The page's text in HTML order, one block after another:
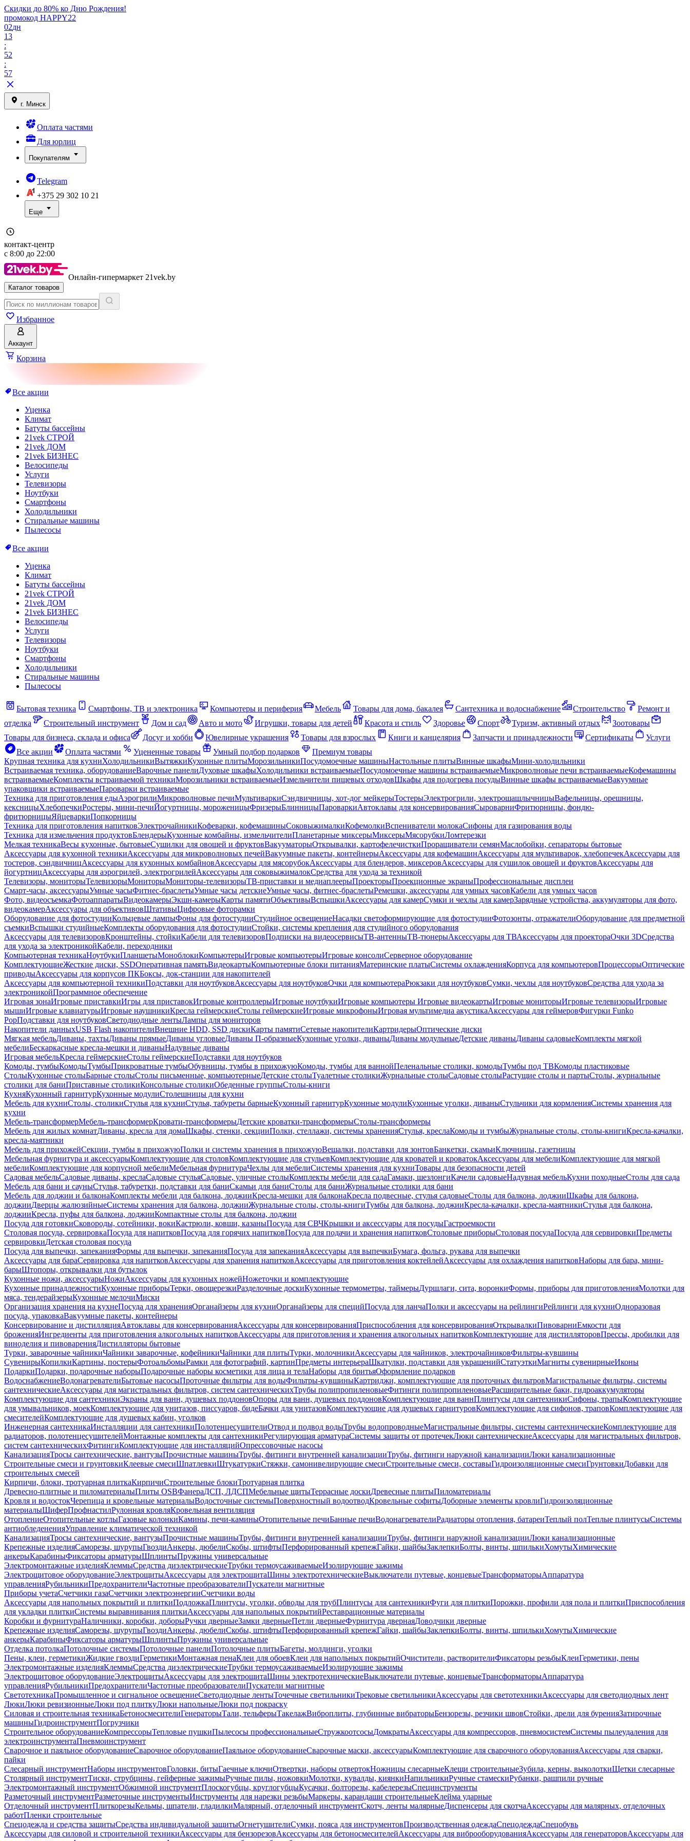
Скидки до 80% ко Дню Рождения!
промокод HAPPY22
02дн
13
:
52
:
57
г. Минск
Оплата частями
Для юрлиц
Покупателям
Telegram
+375 29 302 10 21
Еще
контакт-центр
с 8:00 до 22:00
Онлайн-гипермаркет 21vek.by
Каталог товаров
Избранное
Аккаунт
Корзина
Все акции
Уценка
Климат
Батуты бассейны
21vek СТРОЙ
21vek ДОМ
21vek БИЗНЕС
Велосипеды
Услуги
Телевизоры
Ноутбуки
Смартфоны
Холодильники
Стиральные машины
Пылесосы
Все акции
Уценка
Климат
Батуты бассейны
21vek СТРОЙ
21vek ДОМ
21vek БИЗНЕС
Велосипеды
Услуги
Телевизоры
Ноутбуки
Смартфоны
Холодильники
Стиральные машины
Пылесосы
Бытовая техника Смартфоны, ТВ и электроника Компьютеры и периферия Мебель Товары для дома, бакалея Сантехника и водоснабжение Строительство
Ремонт и
отделка
Строительный инструмент Дом и сад Авто и мото Игрушки, товары для детей Красота и стиль Здоровье Спорт Туризм, активный отдых
Зоотовары
Товары для бизнеса, склада и офиса
Досуг и хобби Ювелирные украшения Товары для взрослых Книги и канцелярия Запчасти и принадлежности Сертификаты
Услуги
Все акции
Оплата частями Уцененные товары Умный подбор подарков
Премиум товары
Крупная техника для кухниХолодильникиВытяжкиКухонные плитыМорозильникиПосудомоечные машиныНастольные плитыВинные шкафыМини-холодильники
Встраиваемая техника, оборудованиеВарочные панелиДуховые шкафыХолодильники встраиваемыеПосудомоечные машины встраиваемыеМикроволновые печи встраиваемыеКофемашины
встраиваемыеКомплекты встраиваемой техникиМорозильники встраиваемыеИзмельчители пищевых отходовШкафы для подогрева посудыВинные шкафы встраиваемыеВакуумные
упаковщики встраиваемыеПароварки встраиваемые
Техника для приготовления едыАэрогрилиМикроволновые печиМультиваркиСэндвичницы, хот-дог мейкерыТостерыЭлектрогрили, электрошашлычницыВафельницы, орешницы,
кексницыХлебопечкиРостеры, мини-печиЙогуртницы, мороженицыФризерыБлинницыПароваркиАвтоклавы для консервированияСыроварниФритюрницы, фондю-
фритюрницыЯйцеваркиПопкорницы
Техника для приготовления напитковЭлектрочайникиКофеварки, кофемашиныСоковыжималкиКофемолкиВспениватели молокаСифоны для газирования воды
Техника для измельчения продуктовБлендерыКухонные комбайны, измельчителиПланетарные миксерыМиксерыМясорубкиЛомтерезки
Мелкая техникаВесы кухонные, бытовыеСушилки для овощей и фруктовВакууматорыОткрывалки, картофелечисткиПроращиватели семянМаслобойки, сепараторы бытовые
Аксессуары для кухонной техникиАксессуары для микроволновых печейВакуумные пакеты, контейнерыАксессуары для кофемашинАксессуары для мультиварок, хлебопечекАксессуары для
тостеров, сэндвичницАксессуары для кухонных комбайновАксессуары для мясорубокАксессуары для блендеров, миксеровАксессуары для сушилок овощей и фруктовАксессуары для
йогуртницАксессуары для аэрогрилей, электрогрилейАксессуары для соковыжималокСредства для ухода за техникой
Телевизоры, мониторыТелевизорыМониторыМониторы-телевизорыТВ-приставки и медиаплеерыПроекторыПроекционные экраныПрофессиональные дисплеи
Смарт-часы, аксессуарыУмные часыФитнес-браслетыУмные часы детскиеУмные часы, фитнес-браслетыРемешки, аксессуары для умных часовКабели для умных часов
Фото, видеосъемкаФотоаппаратыВидеокамерыЭкшн-камерыКарты памятиОбъективыВспышкиАксессуары для камерСумки и чехлы для камерЗарядные устройства, аккумуляторы для фото,
видеокамерАксессуары для объективовШтативыЦифровые фоторамки
Оборудование для фотостудииКольцевые лампыФоны для фотостудииСтудийное освещениеНасадки светоформирующие для фотостудииФотозонты, отражателиОборудование для предметной
съемкиВспышки студийныеКомплекты оборудования для фотостудииСтойки, системы крепления для студийного оборудования
Аксессуары для телевизоровКронштейны, стойкиКабели для телевизоровПодписки на видеосервисыТВ-антенныТВ-тюнерыАксессуары для ТВАксессуары для проектораОчки 3DСредства
для ухода за электроникойКабели, переходники
Компьютерная техникаНоутбукиПланшетыМоноблокиКомпьютерыИгровые компьютерыИгровые консолиСерверное оборудование
КомплектующиеЖесткие диски, SSDОперативная памятьВидеокартыКомпьютерные блоки питанияМатеринские платыСистемы охлажденияКорпуса для компьютеровПроцессорыОптические
приводыАксессуары для корпусов ПКБоксы, док-станции для накопителей
Аксессуары для компьютерной техникиПодставки для ноутбуковАксессуары для ноутбуковОчки для компьютераРюкзаки для ноутбуковСумки, чехлы для ноутбуковСредства для ухода за
электроникойПрограммное обеспечение
Игровая зонаИгровые приставкиИгры для приставокИгровые контроллерыИгровые ноутбукиИгровые компьютеры Игровые видеокартыИгровые мониторыИгровые телевизорыИгровые
мышиИгровые клавиатурыИгровые наушникиКресла геймерскиеСтолы геймерскиеИгровые микрофоныИгровая мультимедиа акустикаАксессуары для геймеровФигурки Funko
PopПодставки для ноутбуковСветодиодные лентыЛампы для мониторов
Накопители данныхUSB Flash накопителиВнешние HDD, SSD дискиКарты памятиСетевые накопителиКартридерыОптические диски
Мягкая мебельДиваны, тахтыДиваны прямыеДиваны угловыеДиваны П-образныеКухонные уголки, диваныДиваны модульныеДетские диваныДиваны садовыеКомплекты мягкой
мебелиБескаркасные кресла-мешки и диваныНадувные диваны
Игровая мебельКресла геймерскиеСтолы геймерскиеПодставки для ноутбуков
Комоды, тумбыКомодыТумбыПрикроватные тумбыОбувницы, тумбы в прихожуюКомоды, тумбы для ваннойПеленальные столики, комодыТумбы под ТВКомоды пластиковые
СтолыКухонные столыБарные столыСтолы письменные, компьютерныеДетские столыТуалетные столикиЖурнальные столыСадовые столыРастущие столы и партыСтолы, журнальные
столики для баниПриставные столикиКонсольные столикиОбеденные группыСтолы-книги
КухняКухонный гарнитурКухонные модулиСтолешницы для кухни
Мебель для кухниСтолы, столикиСтулья для кухниСтулья, табуреты барныеКухонный гарнитурКухонные модулиКухонные уголки, диваныСтульчики для кормленияСистемы хранения для
кухни
Мебель-трансформерМебель-трансформерКровати-трансформерыДетские кроватки-трансформерыСтолы-трансформеры
Мебель для жилых комнатДиваны, кресла для домаШкафы, стенки, секцииПолки, стеллажи, системы храненияСтулья, креслаКомоды и тумбыЖурнальные столы, столы-книгиКресла-качалки,
кресла-маятники
Мебель для прихожейСекции, тумбы в прихожуюПолки и системы хранения в прихожуюВешалки, подставки для зонтовБанкетки, скамьиКлючницы, газетницы
Мебельная фурнитура и аксессуарыКомплектующие для столовКомплектующие для стульевКомплектующие для кроватей и кроватокАксессуары для мебелиКомплектующие для мягкой
мебелиКомплектующие для корпусной мебелиМебельная фурнитураЧехлы для мебелиСистемы хранения для кухниТовары для безопасности детей
Садовая мебельСадовые диваны, креслаСадовые стульяСадовые, уличные столыКомплекты мебели для садаГамаки, шезлонгиКачели садовыеНадувная мебельКухни походныеСтолы для сада
Мебель для бани и сауныСтулья, табуретки, подставки для баниСкамьи для баниСтолы для баниЖурнальные столики для бани
Мебель для лоджии и балконаКомплекты мебели для балкона, лоджииКресла-мешки для балконаКресла подвесные, стулья садовыеСтолы для балкона, лоджииШкафы для балкона,
лоджииДверцы жалюзийныеСистемы хранения для балкона, лоджииЖурнальные столы, столы-книгиТумбы для балкона, лоджииКресла-качалки, кресла-маятникиСтулья для балкона,
лоджииКресла, пуфы для балкона, лоджииКомпактные столы для балкона, лоджии
Посуда для готовкиСковороды, сотейники, вокиКастрюли, ковши, казаныПосуда для СВЧКрышки и аксессуары для посудыГастроемкости
Столовая посуда, сервировкаПосуда для напитковПосуда для горячих напитковПосуда для подачи и хранения напитковСтоловые приборыСтоловая посудаПосуда для сервировкиПредметы
сервировкиДетская столовая посуда
Посуда для выпечки, запеканияФормы для выпечки, запеканияПосуда для запеканияАксессуары для выпечкиБумага, фольга, рукава для выпечки
Аксессуары для бараСервировка для напитковАксессуары для хранения напитковАксессуары для приготовления коктейлейАксессуары для охлаждения напитковНаборы для бара, мини-
барыШтопоры, открывалки для бутылок
Кухонные ножи, аксессуарыНожиАксессуары для кухонных ножейНожеточки и комплектующие
Кухонные принадлежностиКухонные приборыТерки, овощерезкиРазделочные доскиКухонные термометры, таймерыДуршлаги, сита, воронкиФормы, приборы для приготовленияМолотки для
мяса, тендерайзерыКухонные мелочиМиски
Организация хранения на кухнеПосуда для храненияОрганайзеры для кухниОрганайзеры для специйПосуда для ланчаПолки и аксессуары на рейлингиРейлинги для кухниОдноразовая
посуда, упаковкаВакуумные пакеты, контейнеры
Консервирование и дистилляцияАвтоклавы для консервированияАксессуары для консервированияПриспособления для консервированияОткрывалкиПивоварниЕмкости для
броженияИнгредиенты для приготовления алкогольных напитковАксессуары для приготовления и хранения алкогольных напитковКомплектующие для дистилляторовПрессы, дробилки для
виноделия и пивоваренияДистилляторы бытовые
Турки, заварочные чайникиЧайники заварочные, кофейникиЧайники для плитыТурки, молочникиАксессуары для чайников, электрочайниковФильтры-кувшины
СувенирыКопилкиКартины, постерыФотоальбомыРамки для фотографий, картинПредметы интерьераШкатулки, подставки для украшенийСтатуэткиМагниты сувенирныеИконы
ПодаркиПодарки, подарочные наборыПодарочные наборы косметики для лица и телаНаборы для бритьяОформление подарков
ВодоснабжениеВодонагревателиБытовые насосыПроточные фильтры для водыФильтры-кувшиныКартриджи, комплектующие для проточных фильтровМагистральные фильтры, системы
сантехническиеАксессуары для магистральных фильтров, систем сантехническихТрубы полипропиленовыеФитинги полипропиленовыеРасширительные баки, гидроаккумуляторы
Комплектующие для сантехникиЭкраны для ванн, душевых поддоновОпоры для ванн, душевых поддоновКомплектующие для ваннПлинтусы для сантехникиСифоны, трапыКомплектующие
для умывальников, моекКомплектующие для унитазов, писсуаров, бидеБачки для унитазовКомплектующие для душевых гарнитуровКомплектующие для сифонов, траповКомплектующие для
смесителейКомплектующие для душевых кабин, уголков
Инженерная сантехникаИнсталляции для сантехникиПолотенцесушителиОтвод и подвод водыТрубы водопроводныеМагистральные фильтры, системы сантехническиеКомплектующие для
радиаторов, полотенцесушителейМонтажные комплекты для сантехникиРегулирующая арматураСистемы защиты от протечекЛюки сантехническиеАксессуары для магистральных фильтров,
систем сантехническихФитингиКомплектующие для инсталляцийОпрессовочные насосы
КанализацияТросы сантехнические, вантузыПрочистные машиныТрубы, фитинги внутренней канализацииТрубы, фитинги наружной канализацииЛюки канализационные
Строительные смеси и грунтовкиКлеевые смесиШпатлевкиШтукатуркиСтяжки, самонивелирующие смесиСтроительные смеси, составыГидроизоляционные смесиГрунтовкиДобавки для
строительных смесей
Кирпичи, блоки, тротуарная плиткаКирпичиСтроительные блокиТротуарная плитка
Древесно-плитные и пиломатериалыПлиты OSBФанераДСП, ЛДСПМебельные щитыТеррасные доскиДревесные плитыПиломатериалы
Кровля и водостокЧерепица и кровельные материалыВодосточные системыПоверхностный водоотводКровельные софитыДоборные элементы кровлиГидроизоляционные
материалыШиферПрофнастилРулонная кровляКровельная вентиляция
ОтоплениеОтопительные котлыГазовые колонкиКамины, печи-каминыОтопительные печиБанные печиВодонагревателиРадиаторы отопления, батареиТеплый полТеплые плинтусыСистемы
антиобледененияУправление климатической техникой
КанализацияТросы сантехнические, вантузыПрочистные машиныТрубы, фитинги внутренней канализацииТрубы, фитинги наружной канализацииЛюки канализационные
Крепежные изделияСаморезы, шурупыГвоздиАнкеры, дюбелиСкобы, штифтыПерфорированный крепежГайки, шайбыЗаклепкиБолты, винты, шпилькиХомутыХимические
анкерыКарабиныФиксаторы арматурыШплинтыПружины универсальные
Электромонтажные изделияКлеммыСредства диэлектрическиеТрубки термоусаживаемыеИзолирующие зажимы
Электрощитовое оборудованиеЭлектрощитыАксессуары для электрощитаШины электротехническиеВыключатели путевые, концевыеТрансформаторыАппаратура
управленияРубильникиПредохранителиЧастотные преобразователиПускатели магнитные
Приборы учетаСчетчики газаСчетчики электроэнергииСчетчики воды
Аксессуары для напольных покрытий и плиткиПодложкаПлинтусы, уголки, обводы для трубПлинтусы для сантехникиФуги для плиткиПорожки, профили для пола и плиткиПриспособления
для укладки плиткиСистемы выравнивания плиткиАксессуары для напольных покрытийРеставрационные материалы
Коробки и фурнитураНаличники, коробки, доборыРучки дверныеЗамки дверныеПетли дверныеФурнитура двернаяДоводчики дверные
Крепежные изделияСаморезы, шурупыГвоздиАнкеры, дюбелиСкобы, штифтыПерфорированный крепежГайки, шайбыЗаклепкиБолты, винты, шпилькиХомутыХимические
анкерыКарабиныФиксаторы арматурыШплинтыПружины универсальные
Отделка потолкаПотолочные системыПотолочные панелиПотолочные плитыБагеты, молдинги, уголки
Пены, клеи, герметикиЖидкие гвоздиГерметикиМонтажная пенаКлеи для обоевКлеи для напольных покрытийОчистители, растворителиФиксаторы резьбыКлеиГерметики, пены
Электромонтажные изделияКлеммыСредства диэлектрическиеТрубки термоусаживаемыеИзолирующие зажимы
Электрощитовое оборудованиеЭлектрощитыАксессуары для электрощитаШины электротехническиеВыключатели путевые, концевыеТрансформаторыАппаратура
управленияРубильникиПредохранителиЧастотные преобразователиПускатели магнитные
СветотехникаПромышленное и сигнальное освещениеСветодиодные лентыТочечные светильникиТрековые светильникиАксессуары для светотехникиАксессуары для светодиодных лент
ЛюкиЛюки ревизионныеЛюки под плиткуЛюки напольныеЛюки под покраску
Силовая и строительная техникаБетоносмесителиГенераторыТали, тельферыТакелажВиброплиты, глубинные вибраторыБензорезы, резчики швовСтойки, дрели для буренияЗатирочные
машиныГидроинструментПогрузчики
Строительное оборудованиеКомпрессорыТепловые пушкиПылесосы профессиональныеСтружкоотсосыДомкратыАксессуары для компрессоров, пневмосистемСистемы пылеудаления для
электроинструментаПневмоинструмент
Сварочное и паяльное оборудованиеСварочное оборудованиеПаяльное оборудованиеСварочные маски, аксессуарыКомплектующие для сварочного оборудованияАксессуары для сварки,
пайки
Слесарный инструментНаборы инструментовГоловки, битыГаечные ключиОтвертки, наборы отвертокНожницы слесарныеКлещи строительныеЗубила, керны, выколоткиЩетки слесарные
Столярный инструментТиски, струбцины, гейферные зажимыРучные пилы, ножовкиМолотки, кувалды, киянкиНапильникиРучные стамескиРубанки, рашпили ручные
Электромонтажный инструментОбжимной инструментПлоскогубцы, круглогубцыКусачки, болторезы, кабелерезыСпецинструменты
Разметочный инструментРазметочные инструментыИнструменты для нарезки резьбыМаркеры, карандаши строительныеКлейма ударные
Отделочный инструментПлиткорезыКельмы, шпатели, гладилкиМалярный, отделочный инструментСкотч, ленты малярныеДиспенсеры для скотчаАксессуары для малярных, отделочных
работПленки строительные
Спецодежда и средства защитыСредства индивидуальной защитыОгнетушителиСумки, пояса для инструментовПроизводственная одеждаСпецодеждаСпецобувь
Аксессуары для силовой и строительной техникиАксессуары для бензорезовАксессуары для бетоносмесителейАксессуары для виброоборудованияАксессуары для генераторовАксессуары для